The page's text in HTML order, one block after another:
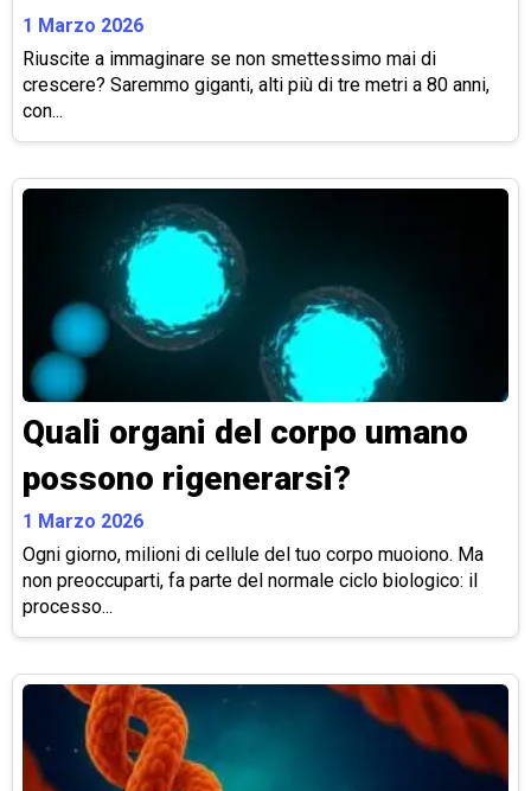
1 Marzo 2026
Riuscite a immaginare se non smettessimo mai di
crescere? Saremmo giganti, alti più di tre metri a 80 anni,
con...
Quali organi del corpo umano
possono rigenerarsi?
1 Marzo 2026
Ogni giorno, milioni di cellule del tuo corpo muoiono. Ma
non preoccuparti, fa parte del normale ciclo biologico: il
processo...